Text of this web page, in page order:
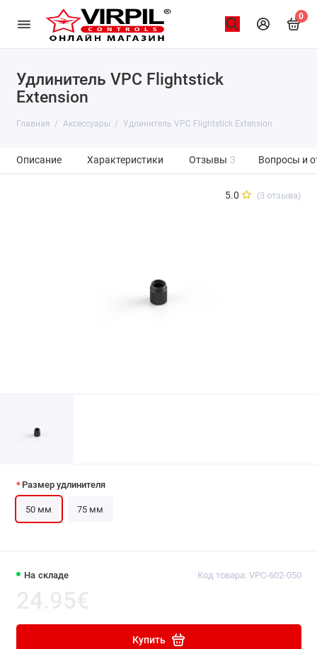
0
Удлинитель VPC Flightstick
Extension
Главная Аксессуары Удлинитель VPC Flightstick Extension
Описание Характеристики Отзывы 3 Вопросы и
5.0 (3 отзыва)
На складе Код товара: VPC-602-050
Купить
Размер удлинителя
50 мм 75 мм